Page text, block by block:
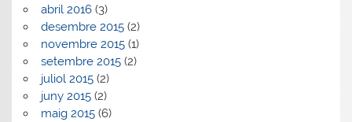
abril 2016(3)
desembre 2015(2)
novembre 2015(1)
setembre 2015(2)
juliol 2015(2)
juny 2015(2)
maig 2015(6)